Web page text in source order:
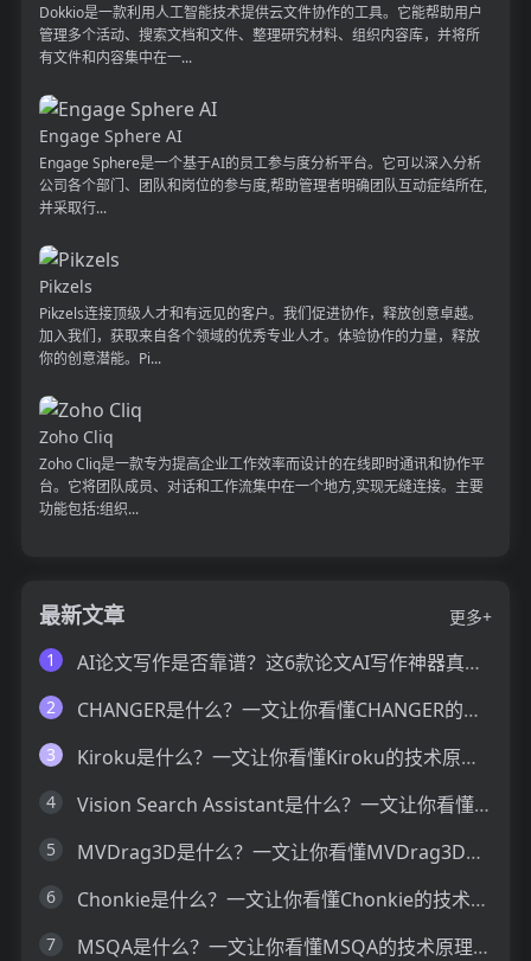
Dokkio是一款利用人工智能技术提供云文件协作的工具。它能帮助用户
管理多个活动、搜索文档和文件、整理研究材料、组织内容库，并将所
有文件和内容集中在一...
Engage Sphere AI
Engage Sphere是一个基于AI的员工参与度分析平台。它可以深入分析
公司各个部门、团队和岗位的参与度,帮助管理者明确团队互动症结所在,
并采取行...
Pikzels
Pikzels连接顶级人才和有远见的客户。我们促进协作，释放创意卓越。
加入我们，获取来自各个领域的优秀专业人才。体验协作的力量，释放
你的创意潜能。Pi...
Zoho Cliq
Zoho Cliq是一款专为提高企业工作效率而设计的在线即时通讯和协作平
台。它将团队成员、对话和工作流集中在一个地方,实现无缝连接。主要
功能包括:组织...
最新文章
更多+
1
AI论文写作是否靠谱？这6款论文AI写作神器真的可以让你效率翻倍
2 CHANGER是什么？一文让你看懂CHANGER的技术原理、主要功能、应用场景
3 Kiroku是什么？一文让你看懂Kiroku的技术原理、主要功能、应用场景
4 Vision Search Assistant是什么？一文让你看懂Vision Search Assistant的技术原理、主要功能、应用场景
5 MVDrag3D是什么？一文让你看懂MVDrag3D的技术原理、主要功能、应用场景
6 Chonkie是什么？一文让你看懂Chonkie的技术原理、主要功能、应用场景
7 MSQA是什么？一文让你看懂MSQA的技术原理、主要功能、应用场景